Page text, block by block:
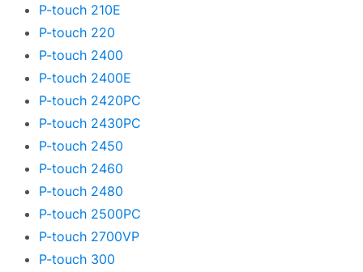
P-touch 210E
P-touch 220
P-touch 2400
P-touch 2400E
P-touch 2420PC
P-touch 2430PC
P-touch 2450
P-touch 2460
P-touch 2480
P-touch 2500PC
P-touch 2700VP
P-touch 300